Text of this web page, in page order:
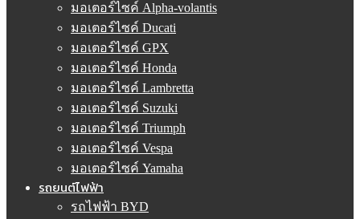
มอเตอร์ไซค์ Alpha-volantis
มอเตอร์ไซค์ Ducati
มอเตอร์ไซค์ GPX
มอเตอร์ไซค์ Honda
มอเตอร์ไซค์ Lambretta
มอเตอร์ไซค์ Suzuki
มอเตอร์ไซค์ Triumph
มอเตอร์ไซค์ Vespa
มอเตอร์ไซค์ Yamaha
รถยนต์ไฟฟ้า
รถไฟฟ้า BYD